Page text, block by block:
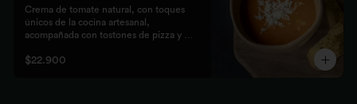
Crema de tomate natural, con toques
únicos de la cocina artesanal,
acompañada con tostones de pizza y
$22.900